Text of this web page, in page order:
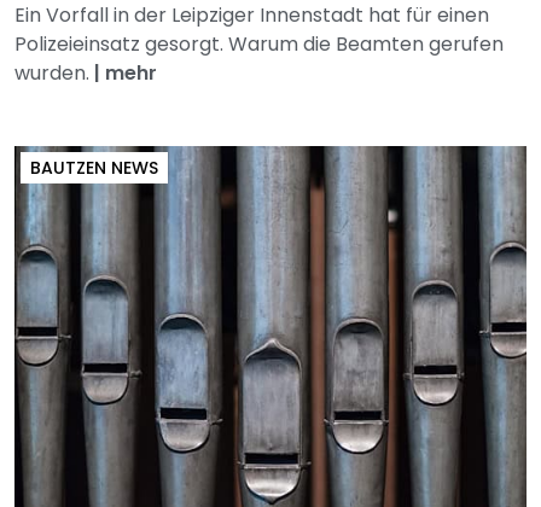
Ein Vorfall in der Leipziger Innenstadt hat für einen
Polizeieinsatz gesorgt. Warum die Beamten gerufen
wurden. | mehr
BAUTZEN NEWS